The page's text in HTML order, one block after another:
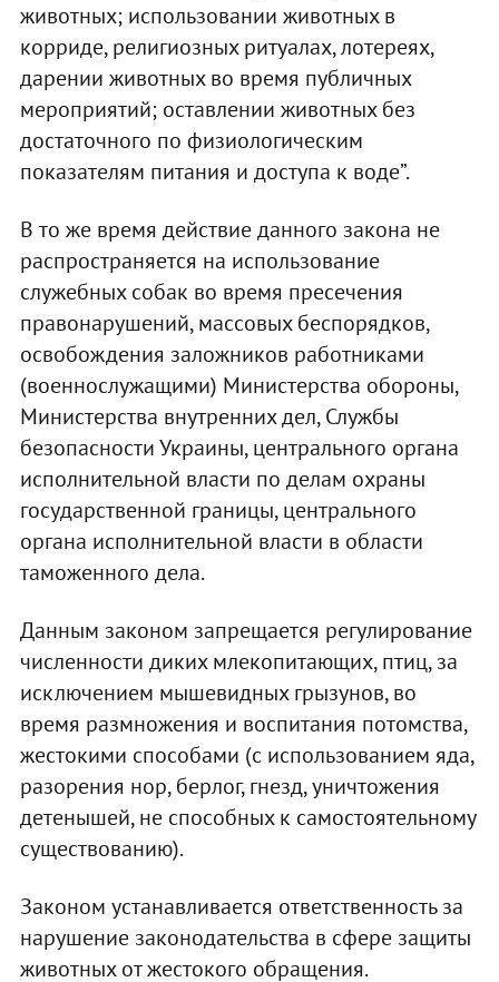
животных; использовании животных в
корриде, религиозных ритуалах, лотереях,
дарении животных во время публичных
мероприятий; оставлении животных без
достаточного по физиологическим
показателям питания и доступа к воде”.
В то же время действие данного закона не
распространяется на использование
служебных собак во время пресечения
правонарушений, массовых беспорядков,
освобождения заложников работниками
(военнослужащими) Министерства обороны,
Министерства внутренних дел, Службы
безопасности Украины, центрального органа
исполнительной власти по делам охраны
государственной границы, центрального
органа исполнительной власти в области
таможенного дела.
Данным законом запрещается регулирование
численности диких млекопитающих, птиц, за
исключением мышевидных грызунов, во
время размножения и воспитания потомства,
жестокими способами (с использованием яда,
разорения нор, берлог, гнезд, уничтожения
детенышей, не способных к самостоятельному
существованию).
Законом устанавливается ответственность за
нарушение законодательства в сфере защиты
животных от жестокого обращения.